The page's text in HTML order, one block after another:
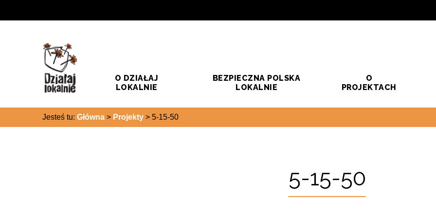
O DZIAŁAJ
LOKALNIE
BEZPIECZNA POLSKA
LOKALNIE
O
PROJEKTACH
Jesteś tu: Główna > Projekty > 5-15-50
5-15-50